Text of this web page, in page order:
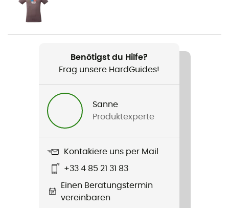
Produkt
Trilogy Jorasses GTX Pro Jacket
Wasserdichtigkeit
Winddicht
Benötigst du Hilfe?
Frag unsere HardGuides!
Sanne
Produktexperte
Kontakiere uns per Mail
+33 4 85 21 31 83
Einen Beratungstermin
vereinbaren